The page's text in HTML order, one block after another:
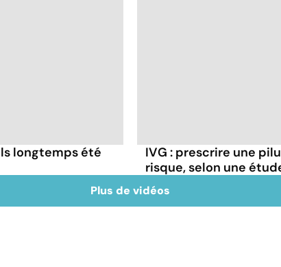
longtemps été
IVG : prescrire une
risque, selon une
Plus de vidéos